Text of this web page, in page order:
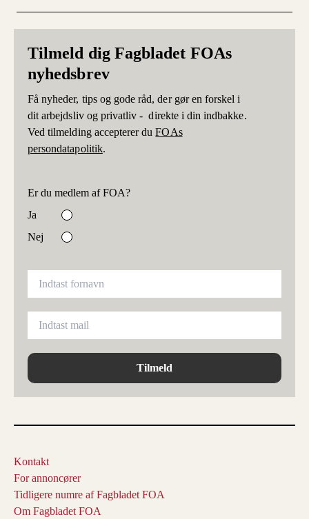
Tilmeld dig Fagbladet FOAs
nyhedsbrev
Få nyheder, tips og gode råd, der gør en forskel i
dit arbejdsliv og privatliv - direkte i din indbakke.
Ved tilmelding accepterer duFOAs
persondatapolitik.
Er du medlem af FOA?
Ja
Nej
Tilmeld
Kontakt
For annoncører
Tidligere numre af Fagbladet FOA
Om Fagbladet FOA